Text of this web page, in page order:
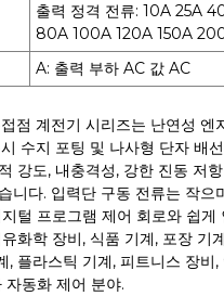
출력 정격 전류: 10A 25A
80A 100A 120A 150A
A: 출력 부하 AC 값 AC
점 계전기 시리즈는 난연성 엔
수지 포팅 및 나사형 단자 배
강도, 내충격성, 강한 진동 저
니다. 입력단 구동 전류는 작으
털 프로그램 제어 회로와 쉽게
화학 장비, 식품 기계, 포장 기
, 플라스틱 기계, 피트니스 장비,
자동화 제어 분야.